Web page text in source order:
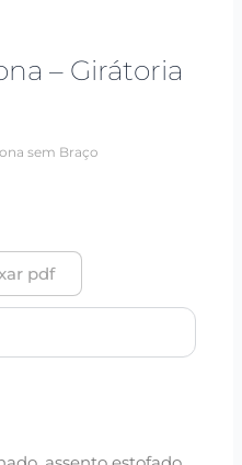
– Girátoria
sem Braço
pdf